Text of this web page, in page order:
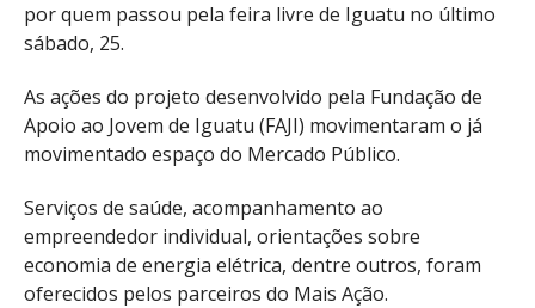
por quem passou pela feira livre de Iguatu no último
sábado, 25.
As ações do projeto desenvolvido pela Fundação de
Apoio ao Jovem de Iguatu (FAJI) movimentaram o já
movimentado espaço do Mercado Público.
Serviços de saúde, acompanhamento ao
empreendedor individual, orientações sobre
economia de energia elétrica, dentre outros, foram
oferecidos pelos parceiros do Mais Ação.